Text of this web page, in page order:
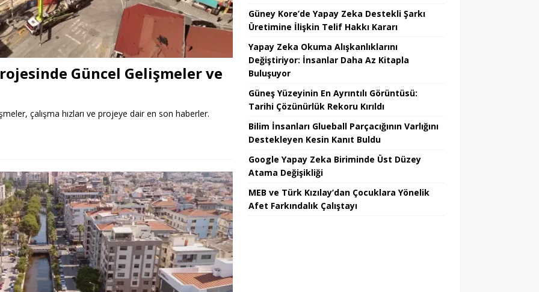
Güncel Gelişmeler ve
çalışma hızları ve projeye dair en son haberler.
Güney Kore’de Yapay Zeka Destekli Şarkı
Üretimine İlişkin Telif Hakkı Kararı
Yapay Zeka Okuma Alışkanlıklarını
Değiştiriyor: İnsanlar Daha Az Kitapla
Buluşuyor
Güneş Yüzeyinin En Ayrıntılı Görüntüsü:
Tarihi Çözünürlük Rekoru Kırıldı
Bilim İnsanları Glueball Parçacığının Varlığını
Destekleyen Kesin Kanıt Buldu
Google Yapay Zeka Biriminde Üst Düzey
Atama Değişikliği
MEB ve Türk Kızılay’dan Çocuklara Yönelik
Afet Farkındalık Çalıştayı